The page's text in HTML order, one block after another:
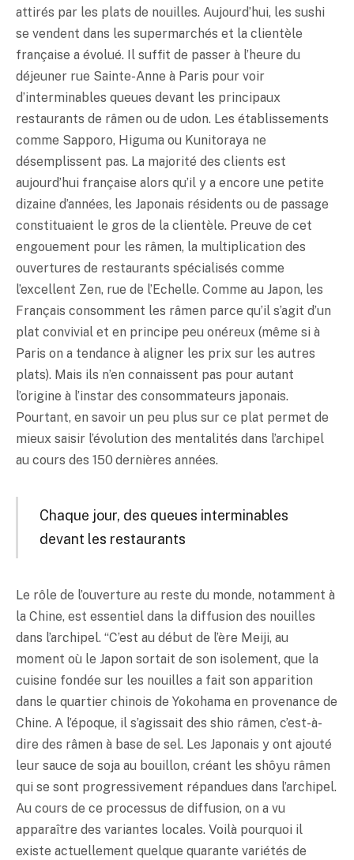
attirés par les plats de nouilles. Aujourd’hui, les sushi
se vendent dans les supermarchés et la clientèle
française a évolué. Il suffit de passer à l’heure du
déjeuner rue Sainte-Anne à Paris pour voir
d’interminables queues devant les principaux
restaurants de râmen ou de udon. Les établissements
comme Sapporo, Higuma ou Kunitoraya ne
désemplissent pas. La majorité des clients est
aujourd’hui française alors qu’il y a encore une petite
dizaine d’années, les Japonais résidents ou de passage
constituaient le gros de la clientèle. Preuve de cet
engouement pour les râmen, la multiplication des
ouvertures de restaurants spécialisés comme
l’excellent Zen, rue de l’Echelle. Comme au Japon, les
Français consomment les râmen parce qu’il s’agit d’un
plat convivial et en principe peu onéreux (même si à
Paris on a tendance à aligner les prix sur les autres
plats). Mais ils n’en connaissent pas pour autant
l’origine à l’instar des consommateurs japonais.
Pourtant, en savoir un peu plus sur ce plat permet de
mieux saisir l’évolution des mentalités dans l’archipel
au cours des 150 dernières années.
Chaque jour, des queues interminables
devant les restaurants
Le rôle de l’ouverture au reste du monde, notamment à
la Chine, est essentiel dans la diffusion des nouilles
dans l’archipel. “C’est au début de l’ère Meiji, au
moment où le Japon sortait de son isolement, que la
cuisine fondée sur les nouilles a fait son apparition
dans le quartier chinois de Yokohama en provenance de
Chine. A l’époque, il s’agissait des shio râmen, c’est-à-
dire des râmen à base de sel. Les Japonais y ont ajouté
leur sauce de soja au bouillon, créant les shôyu râmen
qui se sont progressivement répandues dans l’archipel.
Au cours de ce processus de diffusion, on a vu
apparaître des variantes locales. Voilà pourquoi il
existe actuellement quelque quarante variétés de